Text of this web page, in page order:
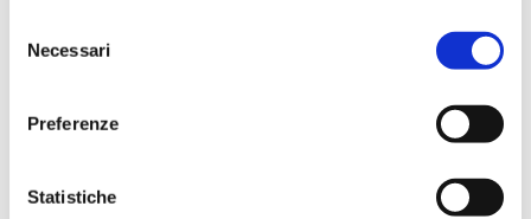
delNecessari
Preferenze
Statistiche
(giochi, concorsi, tornei, feste, serate a tema).
balli e le feste in programma tutte le sere durante la
crociera.
lettini, teli mare, palestra, vasche idromassaggio,
biblioteca, discoteca.